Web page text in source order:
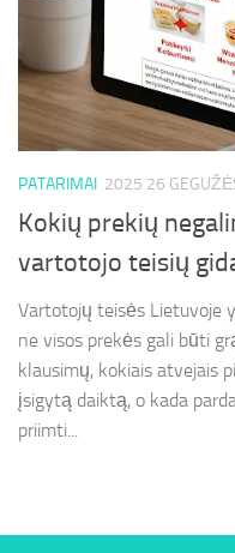
PATARIMAI 2025 26
Kokių prekių
vartotojo teisių
Vartotojų teisės Lietuvoje
ne visos prekės gali būti
klausimų, kokiais atvejais
įsigytą daiktą, o kada
priimti...